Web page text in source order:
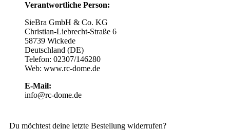
Verantwortliche Person:
SieBra GmbH & Co. KG
Christian-Liebrecht-Straße 6
58739 Wickede
Deutschland (DE)
Telefon: 02307/146280
Web: www.rc-dome.de
E-Mail:
info@rc-dome.de
Du möchtest deine letzte Bestellung widerrufen?